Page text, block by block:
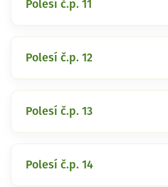
Polesí č.p. 11
Polesí č.p. 12
Polesí č.p. 13
Polesí č.p. 14